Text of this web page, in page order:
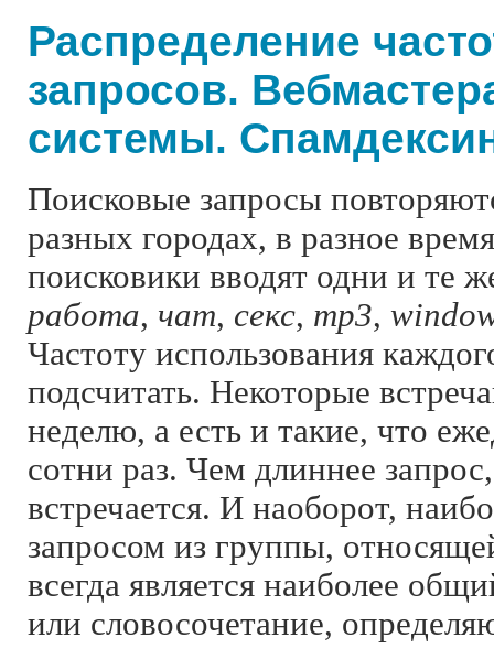
Распределение
запросов.
системы.
Поисковые запросы
разных городах, в разное
поисковики вводят одни и те
работа, чат, секс, mp3,
Частоту использования
подсчитать. Некоторые
неделю, а есть и такие, что
сотни раз. Чем длиннее
встречается. И наоборот,
запросом из группы,
всегда является наиболее
или словосочетание,